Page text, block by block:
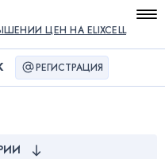
ЦЕН НА ELIXCELL
РЕГИСТРАЦИЯ